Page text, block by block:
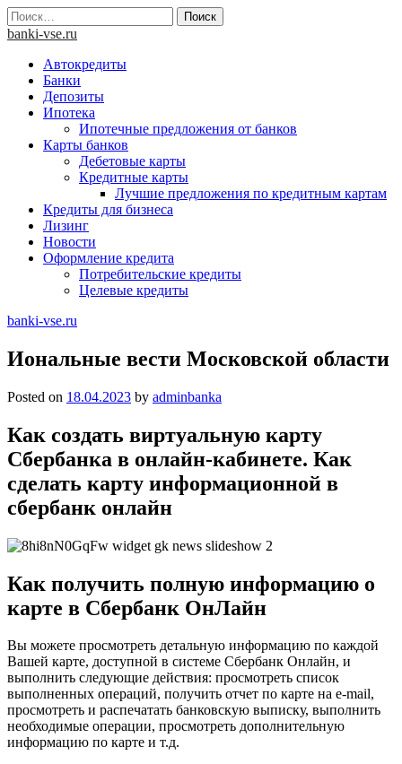
Skip
to
Найти:
banki-vse.ru
Автокредиты
Банки
Депозиты
Ипотека
Ипотечные предложения от банков
Карты банков
Дебетовые карты
Кредитные карты
Лучшие предложения по кредитным картам
Кредиты для бизнеса
Лизинг
Новости
Оформление кредита
Потребительские кредиты
Целевые кредиты
banki-vse.ru
Иональные вести Московской области
Posted on 18.04.2023 by adminbanka
Как создать виртуальную карту
Сбербанка в онлайн-кабинете. Как
сделать карту информационной в
сбербанк онлайн
Как получить полную информацию о
карте в Сбербанк ОнЛайн
Вы можете просмотреть детальную информацию по каждой
Вашей карте, доступной в системе Сбербанк Онлайн, и
выполнить следующие действия: просмотреть список
выполненных операций, получить отчет по карте на e-mail,
просмотреть и распечатать банковскую выписку, выполнить
необходимые операции, просмотреть дополнительную
информацию по карте и т.д.